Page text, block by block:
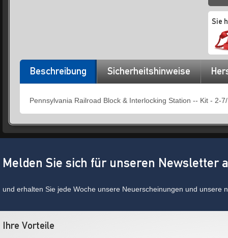
Sie
Beschreibung Sicherheitshinweise
Pennsylvania Railroad Block & Interlocking Station -- Kit - 2-
Melden Sie sich für unseren Newsletter
und erhalten Sie jede Woche unsere Neuerscheinungen und unsere
Ihre Vorteile